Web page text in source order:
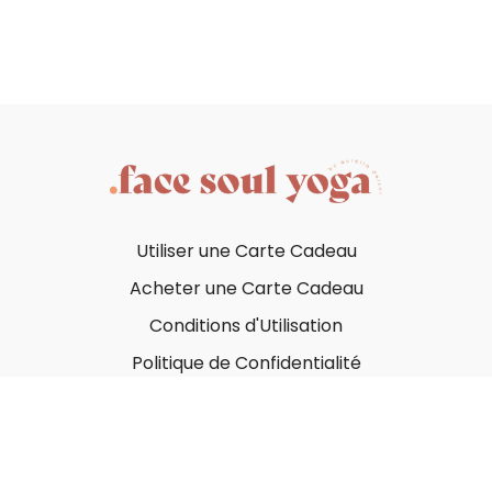
Utiliser une Carte Cadeau
Acheter une Carte Cadeau
Conditions d'Utilisation
Politique de Confidentialité